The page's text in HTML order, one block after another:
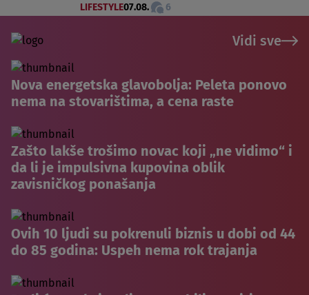
LIFESTYLE07.08. 6
Vidi sve
Nova energetska glavobolja: Peleta ponovo
nema na stovarištima, a cena raste
Zašto lakše trošimo novac koji „ne vidimo“ i
da li je impulsivna kupovina oblik
zavisničkog ponašanja
Ovih 10 ljudi su pokrenuli biznis u dobi od 44
do 85 godina: Uspeh nema rok trajanja